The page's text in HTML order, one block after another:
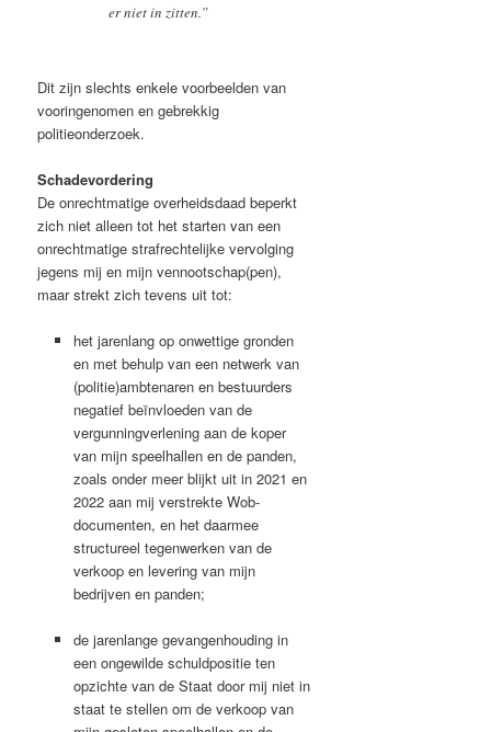
er niet in zitten.”
Dit zijn slechts enkele voorbeelden van
vooringenomen en gebrekkig
politieonderzoek.
Schadevordering
De onrechtmatige overheidsdaad beperkt
zich niet alleen tot het starten van een
onrechtmatige strafrechtelijke vervolging
jegens mij en mijn vennootschap(pen),
maar strekt zich tevens uit tot:
het jarenlang op onwettige gronden
en met behulp van een netwerk van
(politie)ambtenaren en bestuurders
negatief beïnvloeden van de
vergunningverlening aan de koper
van mijn speelhallen en de panden,
zoals onder meer blijkt uit in 2021 en
2022 aan mij verstrekte Wob-
documenten, en het daarmee
structureel tegenwerken van de
verkoop en levering van mijn
bedrijven en panden;
de jarenlange gevangenhouding in
een ongewilde schuldpositie ten
opzichte van de Staat door mij niet in
staat te stellen om de verkoop van